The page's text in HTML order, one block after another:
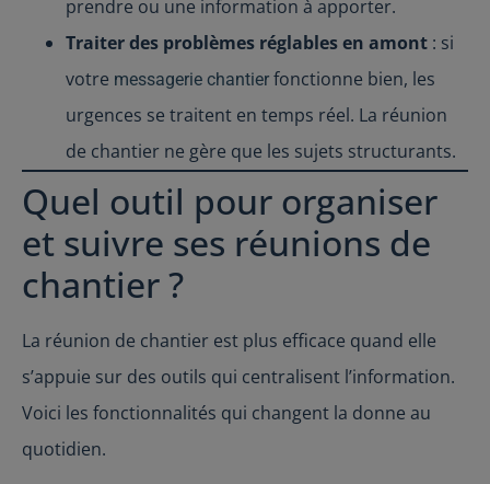
prendre ou une information à apporter.
Traiter des problèmes réglables en amont : si
votre messagerie chantier fonctionne bien, les
urgences se traitent en temps réel. La réunion
de chantier ne gère que les sujets structurants.
Quel outil pour organiser
et suivre ses réunions de
chantier ?
La réunion de chantier est plus efficace quand elle
s’appuie sur des outils qui centralisent l’information.
Voici les fonctionnalités qui changent la donne au
quotidien.